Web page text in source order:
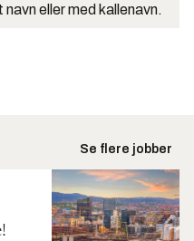
eller med kallenavn.
Se flere jobber